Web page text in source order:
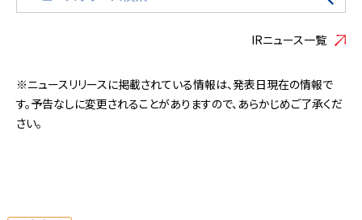
IRニュース一覧
※ニュースリリースに掲載されている情報は、発表日現在の情報で
す。予告なしに変更されることがありますので、あらかじめご了承くだ
さい。